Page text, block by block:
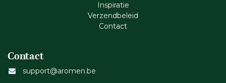
Inspiratie
Verzendbeleid
Cont​act
Contact
support@aromen.be